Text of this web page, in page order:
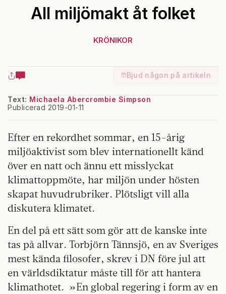
All miljömakt åt folket
KRÖNIKOR
Bjud någon på artikeln
Text: Michaela Abercrombie Simpson
Publicerad 2019-01-11
Efter en rekordhet sommar, en 15-årig
miljöaktivist som blev internationellt känd
över en natt och ännu ett misslyckat
klimattoppmöte, har miljön under hösten
skapat huvudrubriker. Plötsligt vill alla
diskutera klimatet.
En del på ett sätt som gör att de kanske inte
tas på allvar. Torbjörn Tännsjö, en av Sveriges
mest kända filosofer, skrev i DN före jul att
en världsdiktatur måste till för att hantera
klimathotet. »En global regering i form av en